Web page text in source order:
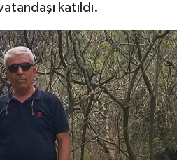
katıldı.